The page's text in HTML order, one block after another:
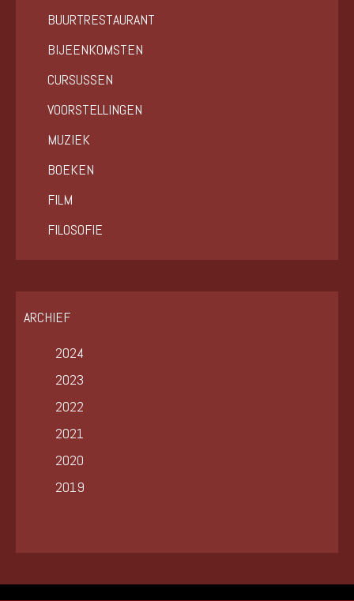
BUURTRESTAURANT
BIJEENKOMSTEN
CURSUSSEN
VOORSTELLINGEN
MUZIEK
BOEKEN
FILM
FILOSOFIE
ARCHIEF
2024
2023
2022
2021
2020
2019